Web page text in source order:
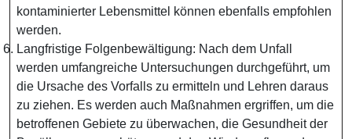
kontaminierter Lebensmittel können ebenfalls empfohlen
werden.
Langfristige Folgenbewältigung: Nach dem Unfall
werden umfangreiche Untersuchungen durchgeführt, um
die Ursache des Vorfalls zu ermitteln und Lehren daraus
zu ziehen. Es werden auch Maßnahmen ergriffen, um die
betroffenen Gebiete zu überwachen, die Gesundheit der